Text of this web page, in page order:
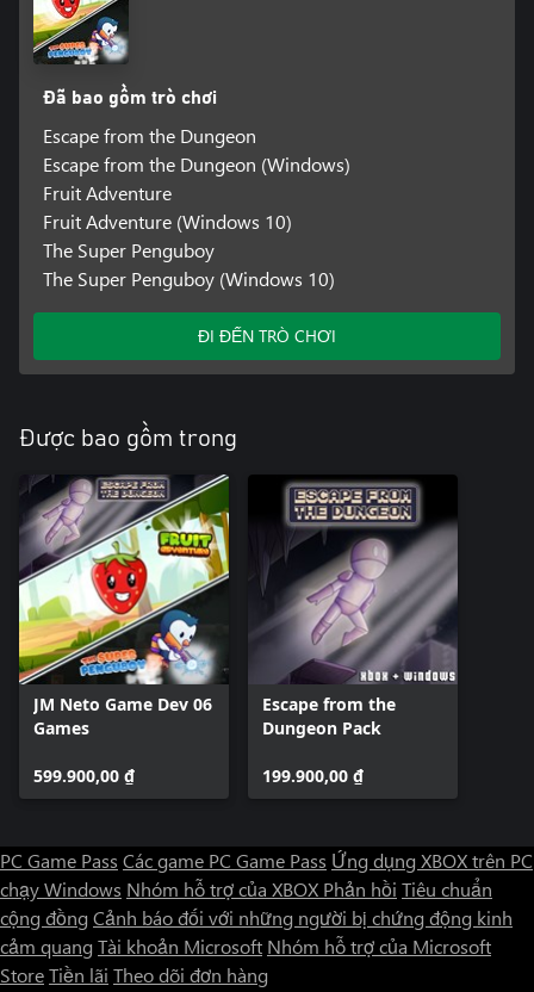
Đã bao gồm trò chơi
Escape from the Dungeon
Escape from the Dungeon (Windows)
Fruit Adventure
Fruit Adventure (Windows 10)
The Super Penguboy
The Super Penguboy (Windows 10)
ĐI ĐẾN TRÒ CHƠI
Được bao gồm trong
JM Neto Game Dev 06
Games
599.900,00 ₫
Escape from the
Dungeon Pack
199.900,00 ₫
PC Game Pass Các game PC Game Pass Ứng dụng XBOX trên PC
chạy Windows Nhóm hỗ trợ của XBOX Phản hồi Tiêu chuẩn
cộng đồng Cảnh báo đối với những người bị chứng động kinh
cảm quang Tài khoản Microsoft Nhóm hỗ trợ của Microsoft
StoreTiền lãi Theo dõi đơn hàng